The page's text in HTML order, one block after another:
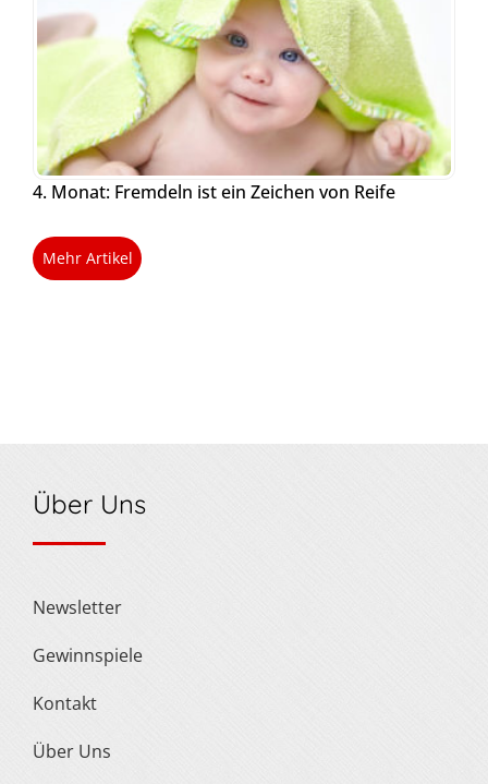
4. Monat: Fremdeln ist ein Zeichen von Reife
Mehr Artikel
Über Uns
Newsletter
Gewinnspiele
Kontakt
Über Uns